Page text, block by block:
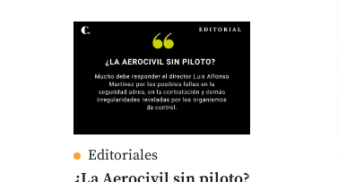
Editoriales